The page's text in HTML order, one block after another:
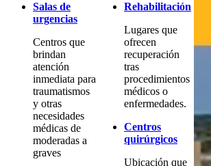
Salas de
urgencias
Centros que
brindan
atención
inmediata para
traumatismos
y otras
necesidades
médicas de
moderadas a
graves
Rehabilitación
Lugares que
ofrecen
recuperación
tras
procedimientos
médicos o
enfermedades.
Centros
quirúrgicos
Ubicación que